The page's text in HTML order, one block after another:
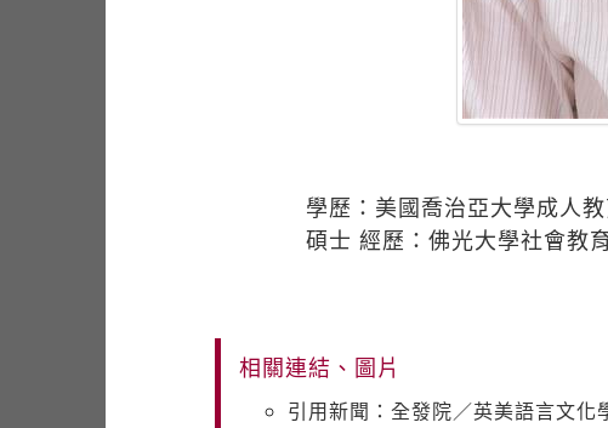
學歷：美國喬治亞大學成人
碩士 經歷：佛光大學社會教
相關連結、圖片
引用新聞：全發院／英美語言文化